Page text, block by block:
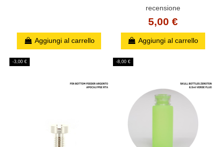
Aggiungi al carrello
recensione
5,00 €
Aggiungi al carrello
-3,00 € -8,00 €